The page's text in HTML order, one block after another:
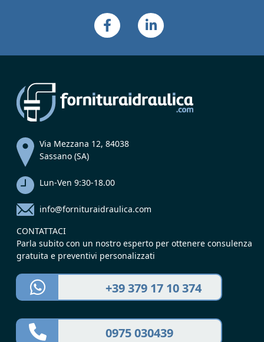
Via Mezzana 12, 84038
Sassano (SA)
Lun-Ven 9:30-18.00
info@fornituraidraulica.com
CONTATTACI
Parla subito con un nostro esperto per ottenere consulenza
gratuita e preventivi personalizzati
+39 379 17 10 374
0975 030439